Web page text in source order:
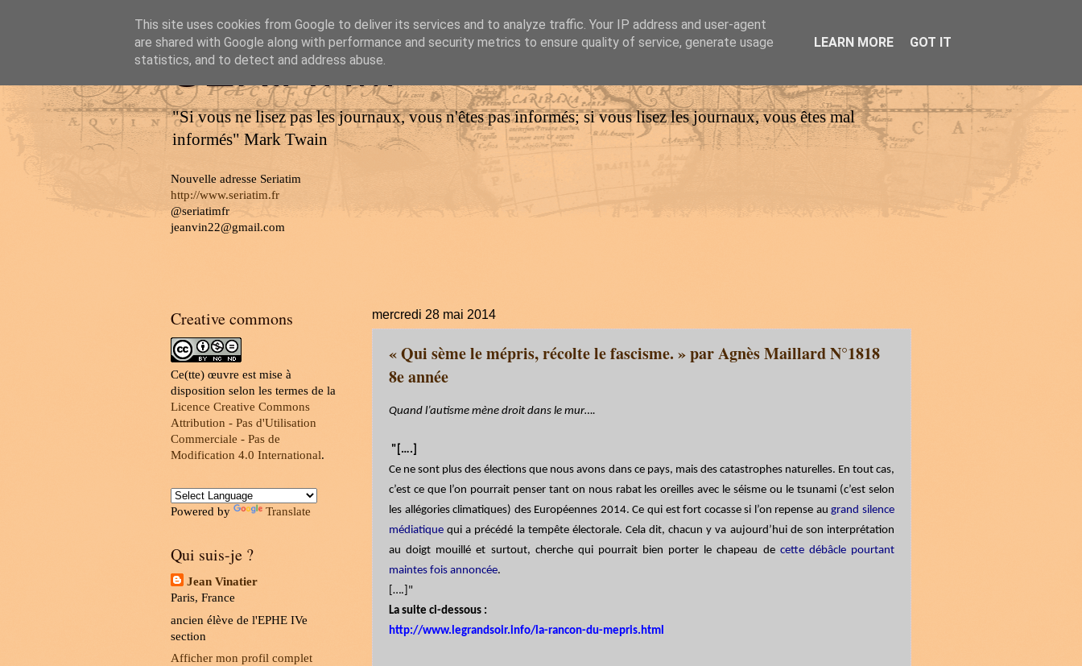
SERIATIM
"Si vous ne lisez pas les journaux, vous n'êtes pas informés; si vous lisez les journaux, vous êtes mal
informés" Mark Twain
Nouvelle adresse Seriatim
http://www.seriatim.fr
@seriatimfr
jeanvin22@gmail.com
mercredi 28 mai 2014
« Qui sème le mépris, récolte le fascisme. » par Agnès Maillard N°1818
8e année
Quand l’autisme mène droit dans le mur….
"[….]
Ce ne sont plus des élections que nous avons dans ce pays, mais des catastrophes naturelles. En tout cas,
c’est ce que l’on pourrait penser tant on nous rabat les oreilles avec le séisme ou le tsunami (c’est selon
les allégories climatiques) des Européennes 2014. Ce qui est fort cocasse si l’on repense augrand silence
médiatique qui a précédé la tempête électorale. Cela dit, chacun y va aujourd’hui de son interprétation
au doigt mouillé et surtout, cherche qui pourrait bien porter le chapeau de cette débâcle pourtant
maintes fois annoncée.
[….]"
La suite ci-dessous :
http://www.legrandsoir.info/la-rancon-du-mepris.html
Creative commons
Ce(tte) œuvre est mise à
disposition selon les termes de la
Licence Creative Commons
Attribution - Pas d'Utilisation
Commerciale - Pas de
Modification 4.0 International.
Powered by Translate
Qui suis-je ?
Jean Vinatier
Paris, France
ancien élève de l'EPHE IVe
section
Afficher mon profil complet
This site uses cookies from Google to deliver its services and to analyze traffic. Your IP address and user-agent
are shared with Google along with performance and security metrics to ensure quality of service, generate usage
statistics, and to detect and address abuse.
LEARN MORE GOT IT